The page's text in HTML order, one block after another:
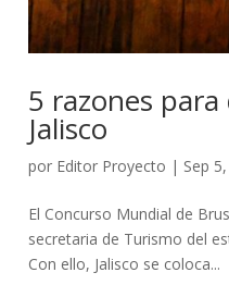
5 razones
Jalisco
por Editor Proyecto | Sep
El Concurso Mundial de
secretaria de Turismo del
Con ello, Jalisco se coloca...